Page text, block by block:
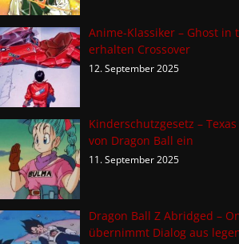
Anime-Klassiker – Ghost in
erhalten Crossover
12. September 2025
Kinderschutzgesetz –
von Dragon Ball ein
11. September 2025
Dragon Ball Z Abridged –
übernimmt Dialog aus